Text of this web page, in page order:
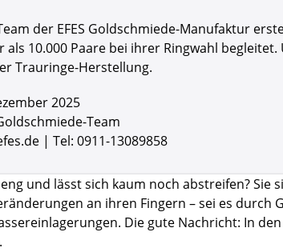
der EFES Goldschmiede-Manufaktur
10.000 Paare bei ihrer Ringwahl begleitet.
Trauringe-Herstellung.
2025
Team
| Tel: 0911-13089858
und lässt sich kaum noch abstreifen? Sie
an ihren Fingern – sei es durch
Die gute Nachricht: In